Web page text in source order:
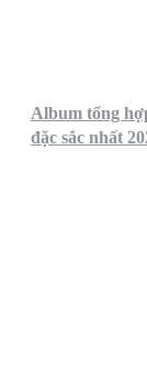
Album tổng
đặc sắc nhất